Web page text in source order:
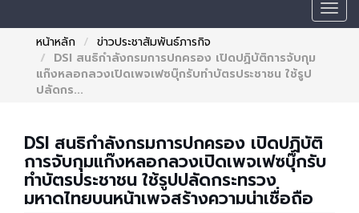
หน้าหลัก
ข่าวประชาสัมพันธ์ภารกิจ
DSI สนธิกำลังกรมการปกครอง เปิดปฏิบัติการจับกุม
แก๊งหลอกลวงเปิดเพจเฟซบุ๊กรับทำบัตรประชาชน ใช้รูป
ปลัดกร...
DSI สนธิกำลังกรมการปกครอง เปิดปฏิบัติ
การจับกุมแก๊งหลอกลวงเปิดเพจเฟซบุ๊กรับ
ทำบัตรประชาชน ใช้รูปปลัดกระทรวง
มหาดไทยบนหน้าเพจสร้างความน่าเชื่อถือ